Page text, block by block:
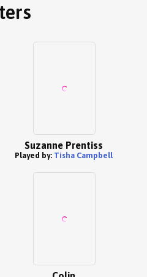
Suzanne Prentiss
Played by: Tisha Campbell